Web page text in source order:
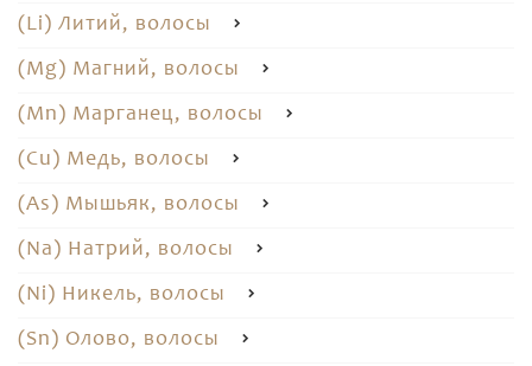
(Li) Литий, волосы
(Mg) Магний, волосы
(Mn) Марганец, волосы
(Cu) Медь, волосы
(As) Мышьяк, волосы
(Na) Натрий, волосы
(Ni) Никель, волосы
(Sn) Олово, волосы